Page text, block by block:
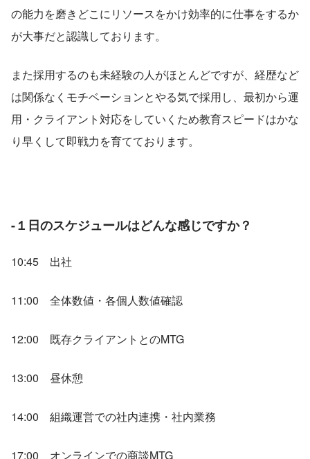
の能力を磨きどこにリソースをかけ効率的に仕事をするか
が大事だと認識しております。
また採用するのも未経験の人がほとんどですが、経歴など
は関係なくモチベーションとやる気で採用し、最初から運
用・クライアント対応をしていくため教育スピードはかな
り早くして即戦力を育てております。
-１日のスケジュールはどんな感じですか？
10:45　出社
11:00　全体数値・各個人数値確認
12:00　既存クライアントとのMTG
13:00　昼休憩
14:00　組織運営での社内連携・社内業務
17:00　オンラインでの商談MTG